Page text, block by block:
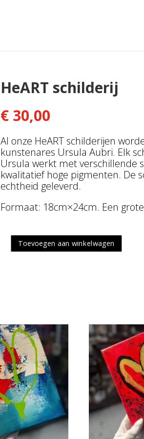
HeART schilderij
€30,00
Al onze HeART schilderijen
kunstenares Ursula Aubri. Elk
Ursula werkt met verschillende
kwalitatief hoge pigmenten. De
echtheid geleverd.
Formaat: 18cm×24cm. Een
Toevoegen aan winkelwagen